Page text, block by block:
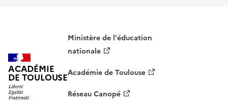
ACADÉMIE
DE TOULOUSE
Ministère de l'éducation
nationale
Académie de Toulouse
Réseau Canopé